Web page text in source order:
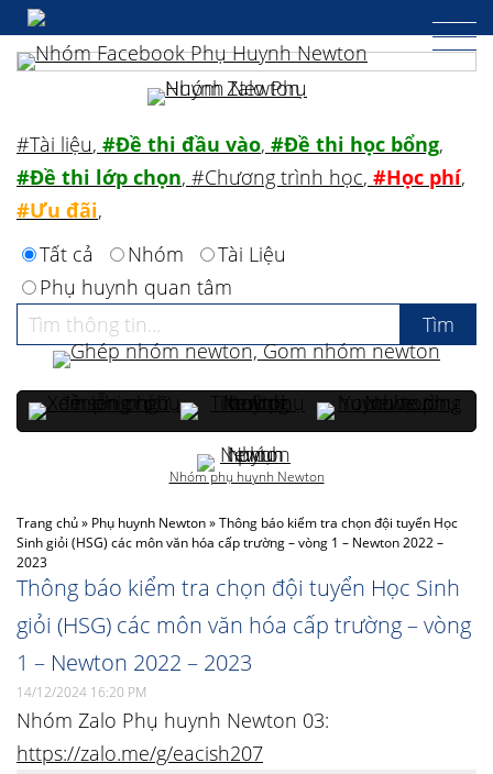
Trang chủ» Phụ huynh Newton»Thông báo kiểm tra chọn đội tuyển Học
Sinh giỏi (HSG) các môn văn hóa cấp trường – vòng 1 – Newton 2022 –
2023
Thông báo kiểm tra chọn đội tuyển Học Sinh
giỏi (HSG) các môn văn hóa cấp trường – vòng
1 – Newton 2022 – 2023
14/12/2024 16:20 PM
Nhóm Zalo Phụ huynh Newton 03:
https://zalo.me/g/eacish207
#Tài liệu, #Đề thi đầu vào, #Đề thi học bổng,
#Đề thi lớp chọn, #Chương trình học, #Học phí,
#Ưu đãi,
Tất cả
Nhóm
Tài Liệu
Phụ huynh quan tâm
Nhóm phụ huynh Newton